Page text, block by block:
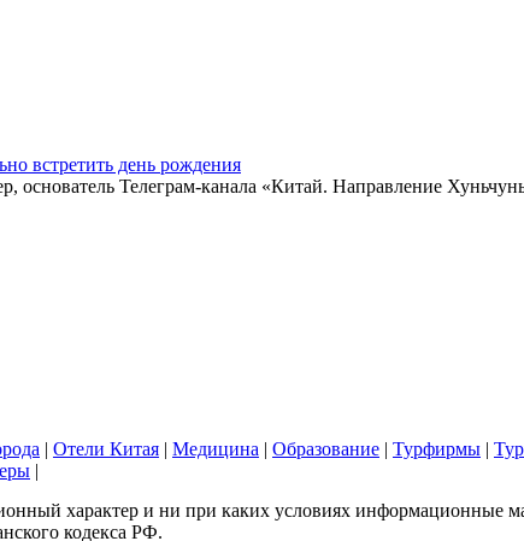
встретить день рождения
Телеграм-канала «Китай. Направление
| Отели Китая | Медицина | Образование | Турфирмы |
|
характер и ни при каких условиях информационные
кодекса РФ.